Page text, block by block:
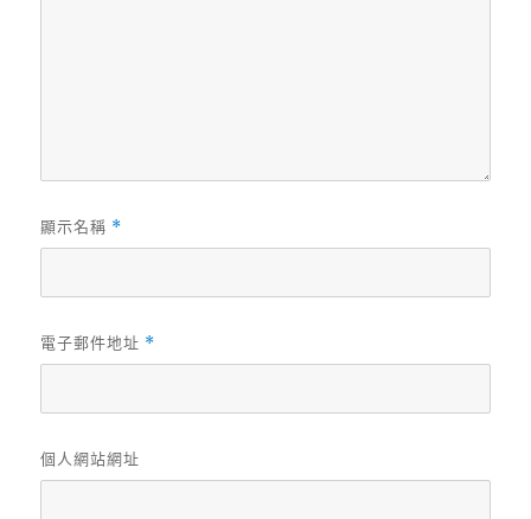
顯示名稱 *
電子郵件地址 *
個人網站網址